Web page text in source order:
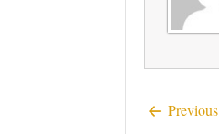
Previous